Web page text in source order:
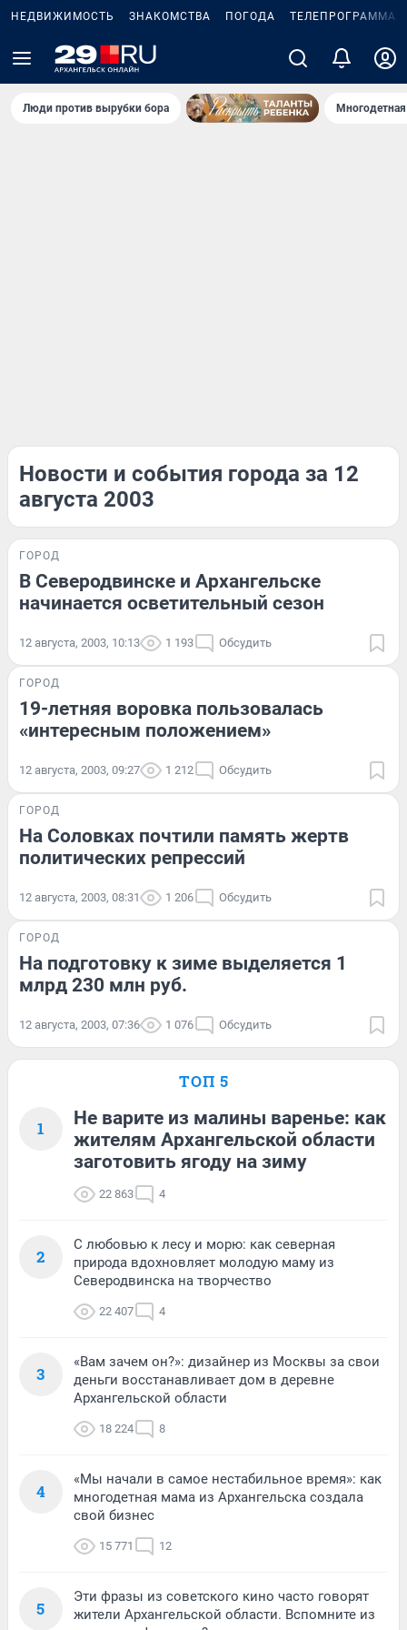
НЕДВИЖИМОСТЬ ЗНАКОМСТВА ПОГОДА ТЕЛЕПРОГРАММА
Люди против вырубки бора
Новости и события города за 12
августа 2003
ГОРОД
В Северодвинске и Архангельске
начинается осветительный сезон
12 августа, 2003, 10:13 1 193 Обсудить
ГОРОД
19-летняя воровка пользовалась
«интересным положением»
12 августа, 2003, 09:27 1 212 Обсудить
ГОРОД
На Соловках почтили память жертв
политических репрессий
12 августа, 2003, 08:31 1 206 Обсудить
ГОРОД
На подготовку к зиме выделяется 1
млрд 230 млн руб.
12 августа, 2003, 07:36 1 076 Обсудить
ТОП 5
1
Не варите из малины варенье: как
жителям Архангельской области
заготовить ягоду на зиму
22 863 4
2
С любовью к лесу и морю: как северная
природа вдохновляет молодую маму из
Северодвинска на творчество
22 407 4
3
«Вам зачем он?»: дизайнер из Москвы за свои
деньги восстанавливает дом в деревне
Архангельской области
18 224 8
4
«Мы начали в самое нестабильное время»: как
многодетная мама из Архангельска создала
свой бизнес
15 771 12
5
Эти фразы из советского кино часто говорят
жители Архангельской области. Вспомните из